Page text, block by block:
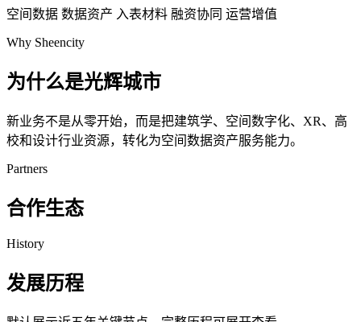
空间数据 数据资产 入表材料 融资协同 运营增值
Why Sheencity
为什么是光辉城市
新业务不是从零开始，而是把建筑学、空间数字化、XR、高
校和设计行业资源，转化为空间数据资产服务能力。
Partners
合作生态
History
发展历程